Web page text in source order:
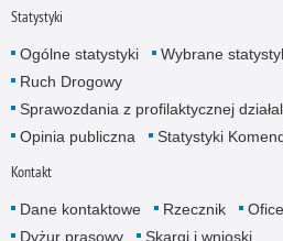
Statystyki
Ogólne statystyki Wybrane
Ruch Drogowy
Sprawozdania z profilaktycznej
Opinia publiczna
Statystyki
Kontakt
Dane kontaktowe Rzecznik
Dyżur prasowy
Skargi i wnioski